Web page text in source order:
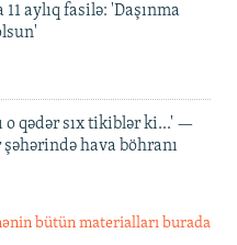
aylıq fasilə: 'Daşınma
o qədər sıx tikiblər ki...' —
hava böhranı
bütün materialları burada